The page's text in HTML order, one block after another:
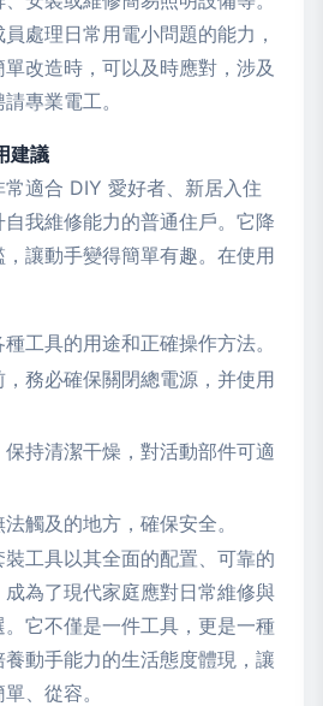
處理日常用電小問題的能力，
改造時，可以及時應對，涉及
專業電工。
建議
適合 DIY 愛好者、新居入住
我維修能力的普通住戶。它降
讓動手變得簡單有趣。在使用
工具的用途和正確操作方法。
務必確保關閉總電源，并使用
持清潔干燥，對活動部件可適
觸及的地方，確保安全。
工具以其全面的配置、可靠的
為了現代家庭應對日常維修與
它不僅是一件工具，更是一種
動手能力的生活態度體現，讓
、從容。